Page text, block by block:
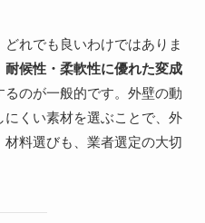
れでも良いわけではありま
耐候性・柔軟性に優れた変成
るのが一般的です。外壁の動
くい素材を選ぶことで、外
料選びも、業者選定の大切